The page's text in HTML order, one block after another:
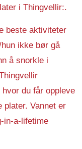
i Thingvellir:.
beste aktiviteter
ikke bør gå
å snorkle i
du får oppleve
plater. Vannet er
in-a-lifetime